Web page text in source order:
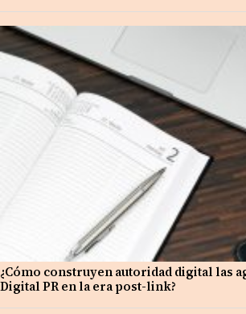
¿Cómo construyen autoridad digital las
Digital PR en la era post-link?